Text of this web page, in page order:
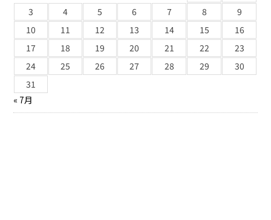
3
4 5 6 7 8
9
10
11 12 13 14 15
16
17
18 19 20 21 22
23
24
25 26 27 28 29
30
31
« 7月